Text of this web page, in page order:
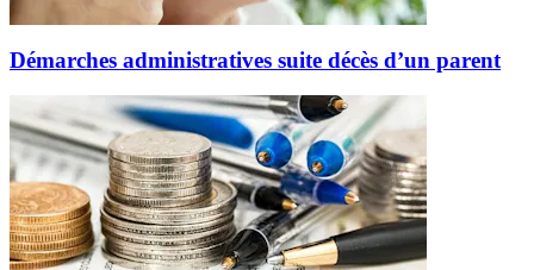
Démarches administratives suite décès d’un parent